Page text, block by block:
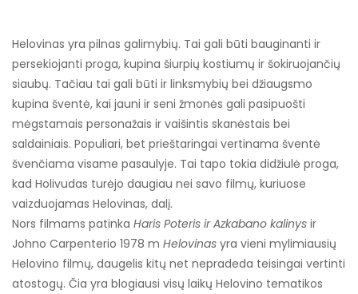
Helovinas yra pilnas galimybių. Tai gali būti bauginanti ir
persekiojanti proga, kupina šiurpių kostiumų ir šokiruojančių
siaubų. Tačiau tai gali būti ir linksmybių bei džiaugsmo
kupina šventė, kai jauni ir seni žmonės gali pasipuošti
mėgstamais personažais ir vaišintis skanėstais bei
saldainiais. Populiari, bet prieštaringai vertinama šventė
švenčiama visame pasaulyje. Tai tapo tokia didžiulė proga,
kad Holivudas turėjo daugiau nei savo filmų, kuriuose
vaizduojamas Helovinas, dalį.
Nors filmams patinka Haris Poteris ir Azkabano kalinys ir
Johno Carpenterio 1978 m Helovinas yra vieni mylimiausių
Helovino filmų, daugelis kitų net nepradeda teisingai vertinti
atostogų. Čia yra blogiausi visų laikų Helovino tematikos